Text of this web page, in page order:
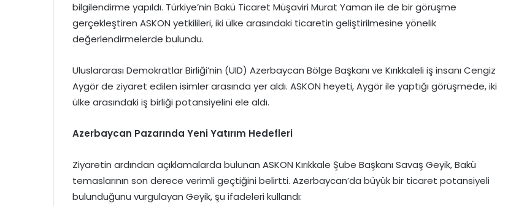
bilgilendirme yapıldı. Türkiye’nin Bakü Ticaret Müşaviri Murat Yaman ile de bir görüşme
gerçekleştiren ASKON yetkilileri, iki ülke arasındaki ticaretin geliştirilmesine yönelik
değerlendirmelerde bulundu.
Uluslararası Demokratlar Birliği’nin (UID) Azerbaycan Bölge Başkanı ve Kırıkkaleli iş insanı Cengiz
Aygör de ziyaret edilen isimler arasında yer aldı. ASKON heyeti, Aygör ile yaptığı görüşmede, iki
ülke arasındaki iş birliği potansiyelini ele aldı.
Azerbaycan Pazarında Yeni Yatırım Hedefleri
Ziyaretin ardından açıklamalarda bulunan ASKON Kırıkkale Şube Başkanı Savaş Geyik, Bakü
temaslarının son derece verimli geçtiğini belirtti. Azerbaycan’da büyük bir ticaret potansiyeli
bulunduğunu vurgulayan Geyik, şu ifadeleri kullandı: